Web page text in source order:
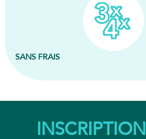
SANS FRAIS
INSCRIPTION